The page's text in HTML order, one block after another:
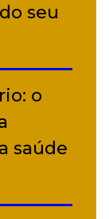
em
seu
o
saúde